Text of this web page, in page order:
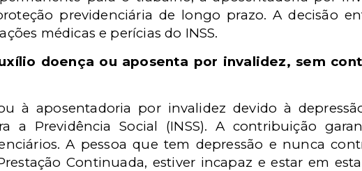
previdenciária de longo prazo. A decisão
médicas e perícias do INSS.
doença ou aposenta por invalidez, sem
à aposentadoria por invalidez devido à
a Previdência Social (INSS). A contribuição
A pessoa que tem depressão e nunca
Continuada, estiver incapaz e estar em